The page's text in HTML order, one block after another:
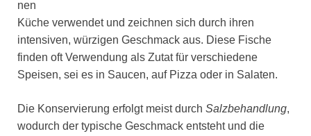
nen
Küche verwendet und zeichnen sich durch ihren
intensiven, würzigen Geschmack aus. Diese Fische
finden oft Verwendung als Zutat für verschiedene
Speisen, sei es in Saucen, auf Pizza oder in Salaten.
Die Konservierung erfolgt meist durch Salzbehandlung,
wodurch der typische Geschmack entsteht und die